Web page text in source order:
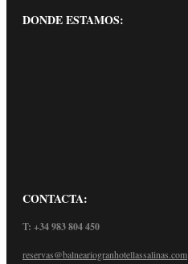
DONDE ESTAMOS:
CONTACTA:
T: +34 983 804 450
reservas@balneariogranhotellassalinas.com